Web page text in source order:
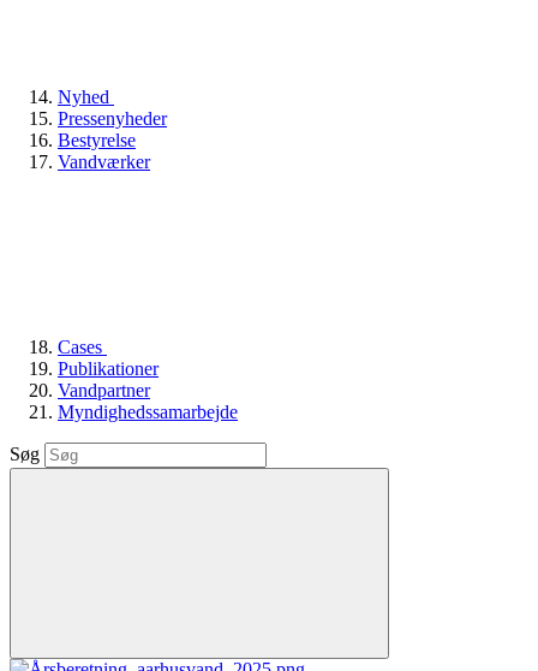
Nyhed
Pressenyheder
Bestyrelse
Vandværker
Cases
Publikationer
Vandpartner
Myndighedssamarbejde
Søg